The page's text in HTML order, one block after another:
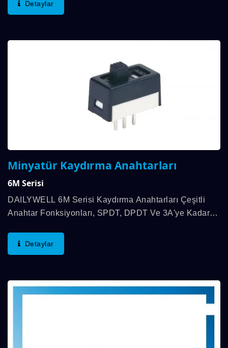
Kadar...
Detaylar
Minyatür Kaydırma Anahtarları
6M Serisi
DAILYWELL 6M Serisi Kaydırma Anahtarları Çeşitli
Anahtar Fonksiyonları, SPDT, DPDT Ve 3A'ye Kadar
Seçenekleri Ve Gömme, Uzatılmış Veya Yan
Aktüatörler...
Detaylar